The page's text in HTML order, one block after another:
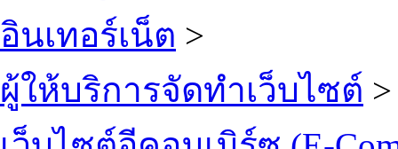
อินเทอร์เน็ต >
ผู้ให้บริการจัดทำเว็บไซต์ >